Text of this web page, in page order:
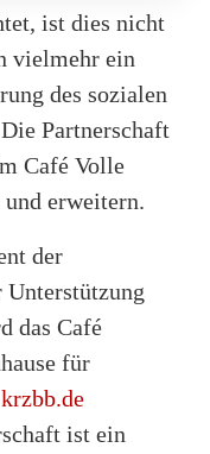
ist dies nicht
vielmehr ein
des sozialen
Partnerschaft
Café Volle
erweitern.
der
das Café
für
krzbb.de
ist ein